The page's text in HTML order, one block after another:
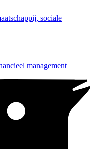
sociale
management